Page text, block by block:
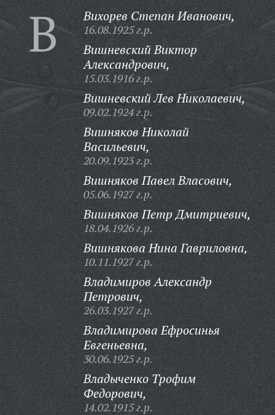
В Вихорев Степан Иванович,
16.08.1925 г.р.
Вишневский Виктор
Александрович,
15.03.1916 г.р.
Вишневский Лев Николаевич,
09.02.1924 г.р.
Вишняков Николай
Васильевич,
20.09.1923 г.р.
Вишняков Павел Власович,
05.06.1927 г.р.
Вишняков Петр Дмитриевич,
18.04.1926 г.р.
Вишнякова Нина Гавриловна,
10.11.1927 г.р.
Владимиров Александр
Петрович,
26.03.1927 г.р.
Владимирова Ефросинья
Евгеньевна,
30.06.1925 г.р.
Владыченко Трофим
Федорович,
14.02.1915 г.р.